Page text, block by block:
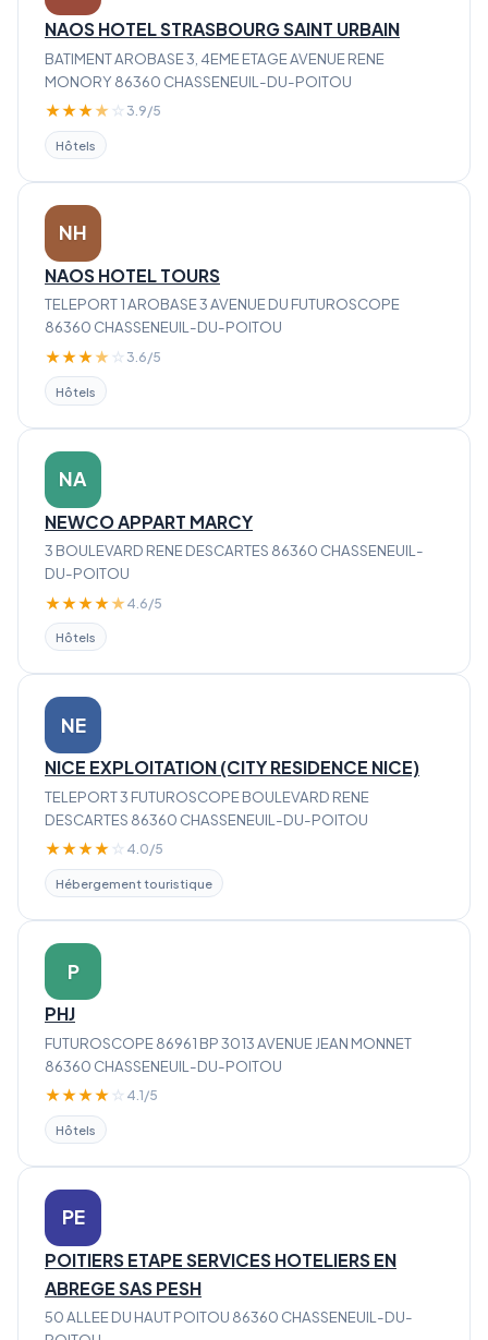
NAOS HOTEL STRASBOURG SAINT URBAIN
BATIMENT AROBASE 3, 4EME ETAGE AVENUE RENE
MONORY 86360 CHASSENEUIL-DU-POITOU
★★★★ ☆ 3.9/5
Hôtels
NH
NAOS HOTEL TOURS
TELEPORT 1 AROBASE 3 AVENUE DU FUTUROSCOPE
86360 CHASSENEUIL-DU-POITOU
★★★★ ☆ 3.6/5
Hôtels
NA
NEWCO APPART MARCY
3 BOULEVARD RENE DESCARTES 86360 CHASSENEUIL-
DU-POITOU
★★★★★ 4.6/5
Hôtels
NE
NICE EXPLOITATION (CITY RESIDENCE NICE)
TELEPORT 3 FUTUROSCOPE BOULEVARD RENE
DESCARTES 86360 CHASSENEUIL-DU-POITOU
★★★★ ☆ 4.0/5
Hébergement touristique
P
PHJ
FUTUROSCOPE 86961 BP 3013 AVENUE JEAN MONNET
86360 CHASSENEUIL-DU-POITOU
★★★★ ☆ 4.1/5
Hôtels
PE
POITIERS ETAPE SERVICES HOTELIERS EN
ABREGE SAS PESH
50 ALLEE DU HAUT POITOU 86360 CHASSENEUIL-DU-